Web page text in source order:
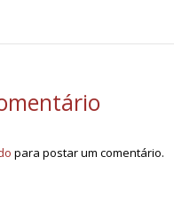
para postar um comentário.